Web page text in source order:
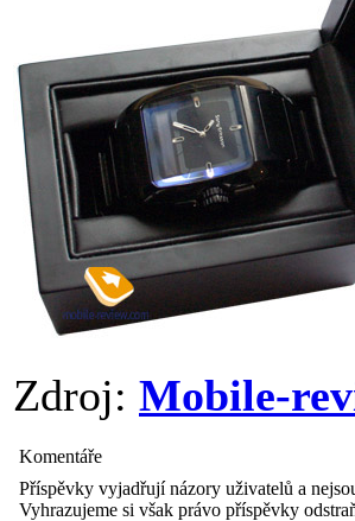
Zdroj: Mobile-
Komentáře
Příspěvky vyjadřují názory uživatelů a
Vyhrazujeme si však právo příspěvky